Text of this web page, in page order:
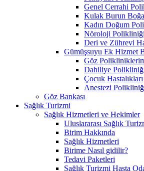
Genel Cerrahi
Kulak Burun
Kadın Doğum
Nöroloji Polikliniği
Deri ve Zührevi
Gümüşsuyu Ek Hizmet
Göz
Dahiliye
Çocuk Hastalıkları
Anestezi
Göz Bankası
Sağlık Turizmi
Sağlık Hizmetleri ve Hekimler
Uluslararası Sağlık
Birim Hakkında
Sağlık Hizmetleri
Birime Nasıl gidilir?
Tedavi Paketleri
Sağlık Turizmi Hasta